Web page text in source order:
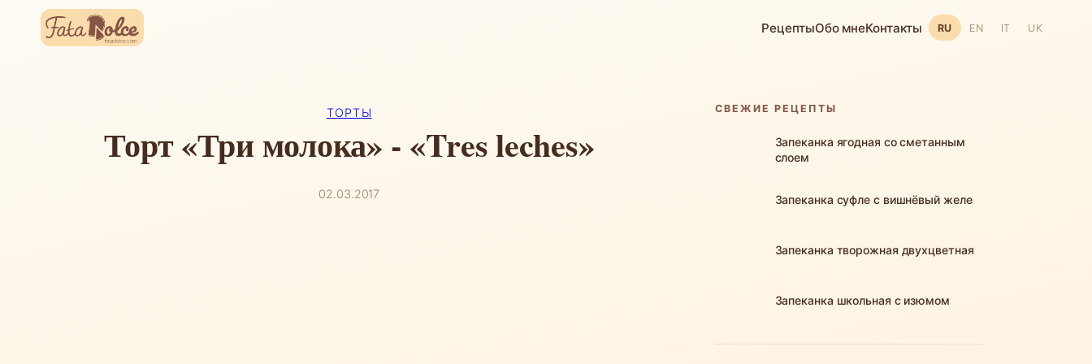
Перейти
РецептыОбо мнеКонтакты RU EN IT UK
ТОРТЫ
Торт «Три молока» - «Tres leches»
02.03.2017
СВЕЖИЕ РЕЦЕПТЫ
Запеканка ягодная со сметанным
слоем
Запеканка суфле с вишнёвый желе
Запеканка творожная двухцветная
Запеканка школьная с изюмом